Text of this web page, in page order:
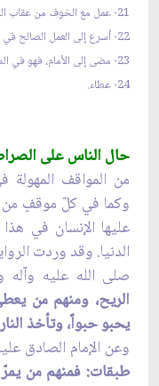
21- عمل مع الخوف من عقاب الله وعذابه.
22- أسرع إلى العمل الصالح في فسحة العمر التي يعيشها.
23- مضى إلى الأمام، فهو في الدنيا وينظر إلى الآخرة.
24- عطاء.
حال الناس على
من المواقف المهولة
وكما في كلّ موقفٍ من
عليها الإنسان في
الدنيا. وقد وردت
صلى الله عليه
الريح، ومنهم من
يحبو حبواً، وتأخذ
وعن الإمام الصادق
طبقات: فمنهم من